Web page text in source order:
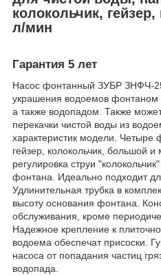
колокольчик,
л/мин
Гарантия 5 лет
Насос фонтанный ЗУБР ЗНФЧ-
украшения водоемов фонтаном
а также водопадом. Также
перекачки чистой воды из
характеристик модели.
гейзер, колокольчик, большой
регулировка струи
фонтана. Идеально подходит
Удлинительная трубка в
высоту основания фонтана.
обслуживания, кроме
Надежное крепление к
водоема обеспечат присоски.
насоса от попадания частиц
водопада.